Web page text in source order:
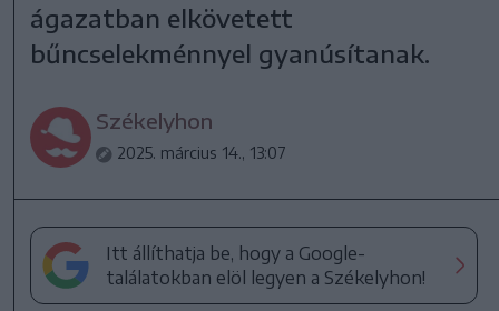
ágazatban elkövetett
bűncselekménnyel gyanúsítanak.
Székelyhon
2025. március 14., 13:07
Itt állíthatja be, hogy a Google-
találatokban elöl legyen a Székelyhon!